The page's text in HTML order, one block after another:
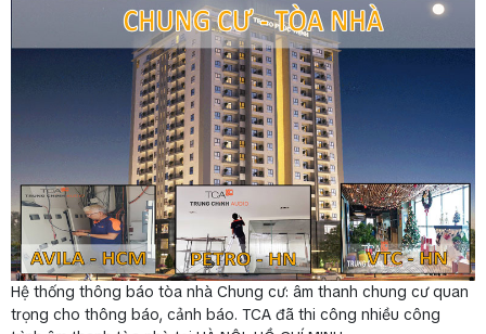
Hệ thống thông báo tòa nhà Chung cư: âm thanh chung cư quan
trọng cho thông báo, cảnh báo. TCA đã thi công nhiều công